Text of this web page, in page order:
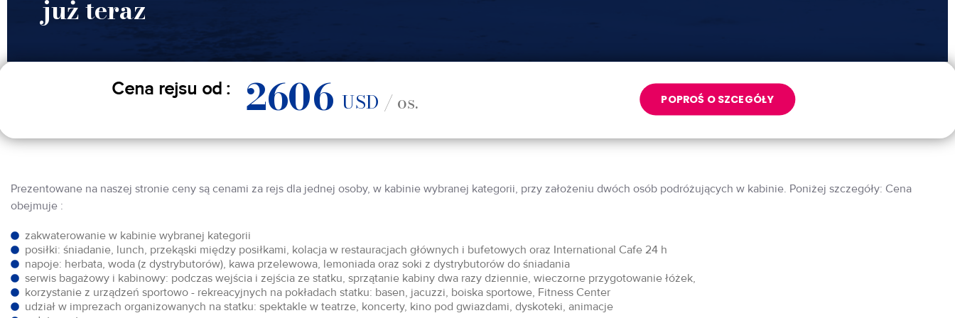
już teraz
Cena rejsu od : 2606USD / os. POPROŚ O SZCEGÓŁY
Prezentowane na naszej stronie ceny są cenami za rejs dla jednej osoby, w kabinie wybranej kategorii, przy założeniu dwóch osób podróżujących w kabinie. Poniżej szczegóły: Cena
obejmuje :
zakwaterowanie w kabinie wybranej kategorii
posiłki: śniadanie, lunch, przekąski między posiłkami, kolacja w restauracjach głównych i bufetowych oraz International Cafe 24 h
napoje: herbata, woda (z dystrybutorów), kawa przelewowa, lemoniada oraz soki z dystrybutorów do śniadania
serwis bagażowy i kabinowy: podczas wejścia i zejścia ze statku, sprzątanie kabiny dwa razy dziennie, wieczorne przygotowanie łóżek,
korzystanie z urządzeń sportowo - rekreacyjnych na pokładach statku: basen, jacuzzi, boiska sportowe, Fitness Center
udział w imprezach organizowanych na statku: spektakle w teatrze, koncerty, kino pod gwiazdami, dyskoteki, animacje